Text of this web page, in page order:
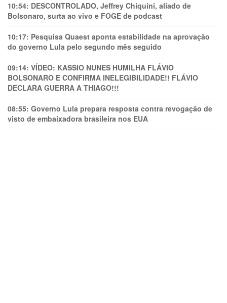
10:54: DESCONTROLADO, Jeffrey Chiquini, aliado de
Bolsonaro, surta ao vivo e FOGE de podcast
10:17: Pesquisa Quaest aponta estabilidade na aprovação
do governo Lula pelo segundo mês seguido
09:14: VÍDEO: KASSIO NUNES HUMlLHA FLÁVIO
BOLSONARO E CONFIRMA INELEGIBILIDADE!! FLÁVIO
DECLARA GUERRA A THIAGO!!!
08:55: Governo Lula prepara resposta contra revogação de
visto de embaixadora brasileira nos EUA